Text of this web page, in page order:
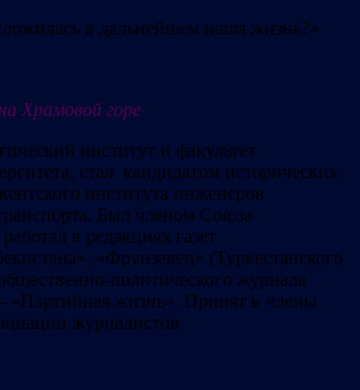
в дальнейшем наша жизнь?»
Храмовой горе
институт и факультет
стал кандидатом исторических
института инженеров
Был членом Союза
в редакциях газет
«Фрунзевец» (Туркестанского
политического журнала
«Партийная жизнь». Принят в члены
журналистов.